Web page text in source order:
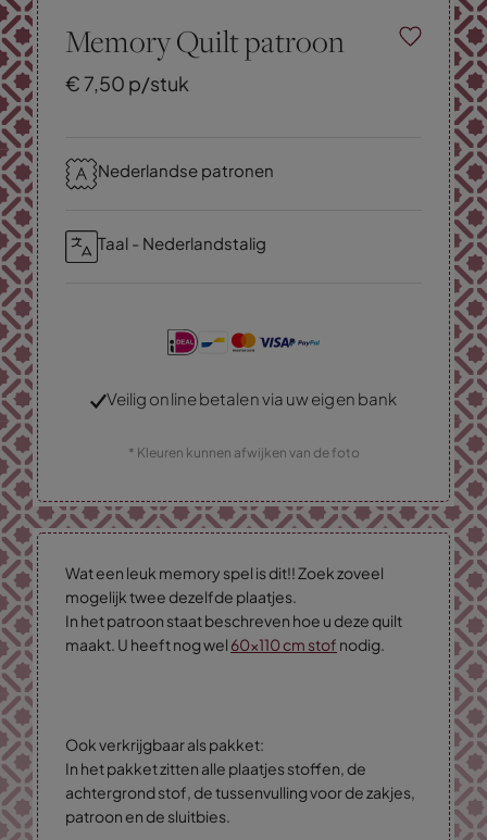
Memory Quilt patroon
€ 7,50 p/stuk
Nederlandse patronen
Taal - Nederlandstalig
Veilig online betalen via uw eigen bank
* Kleuren kunnen afwijken van de foto
Wat een leuk memory spel is dit!! Zoek zoveel
mogelijk twee dezelfde plaatjes.
In het patroon staat beschreven hoe u deze quilt
maakt. U heeft nog wel 60x110 cm stof nodig.
Ook verkrijgbaar als pakket:
In het pakket zitten alle plaatjes stoffen, de
achtergrond stof, de tussenvulling voor de zakjes,
patroon en de sluitbies.